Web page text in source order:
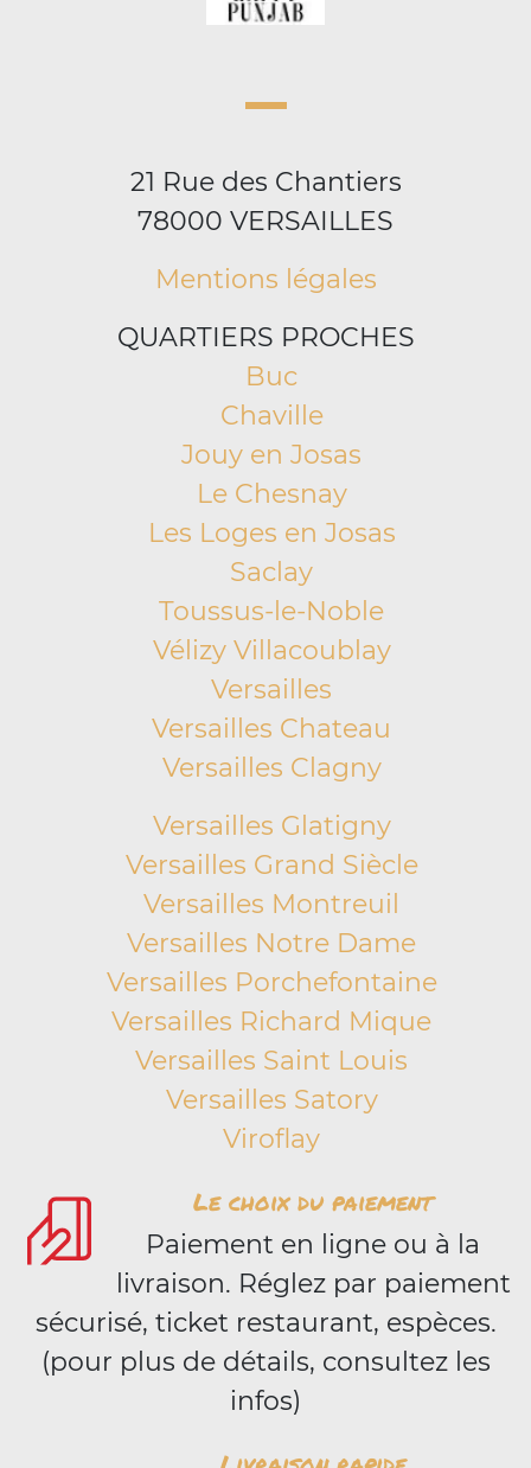
21 Rue des Chantiers
78000 VERSAILLES
Mentions légales
QUARTIERS PROCHES
Buc
Chaville
Jouy en Josas
Le Chesnay
Les Loges en Josas
Saclay
Toussus-le-Noble
Vélizy Villacoublay
Versailles
Versailles Chateau
Versailles Clagny
Versailles Glatigny
Versailles Grand Siècle
Versailles Montreuil
Versailles Notre Dame
Versailles Porchefontaine
Versailles Richard Mique
Versailles Saint Louis
Versailles Satory
Viroflay
Le choix du paiement
Paiement en ligne ou à la
livraison. Réglez par paiement
sécurisé, ticket restaurant, espèces.
(pour plus de détails, consultez les
infos)